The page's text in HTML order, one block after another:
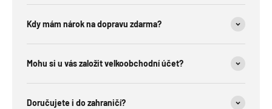
Kdy mám nárok na dopravu zdarma?
Mohu si u vás založit velkoobchodní účet?
Doručujete i do zahraničí?